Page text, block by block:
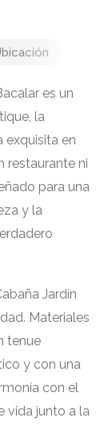
es un
la
exquisita en
restaurante ni
para una
y la
Jardín
Materiales
tenue
y con una
con el
vida junto a la